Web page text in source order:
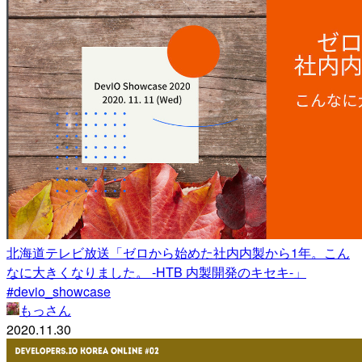
北海道テレビ放送「ゼロから始めた社内内製から1年。こん
なに大きくなりました。 -HTB 内製開発のキセキ-」
#devio_showcase
もっさん
2020.11.30